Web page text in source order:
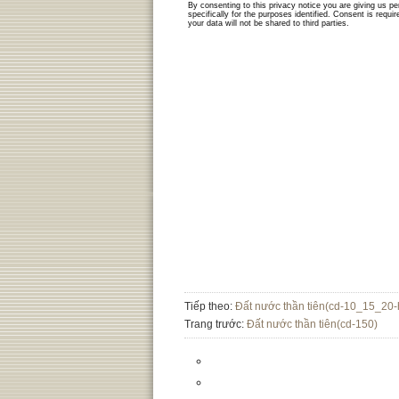
Tiếp theo: Đất nước thần tiên(cd-10_15_20-
Trang trước: Đất nước thần tiên(cd-150)